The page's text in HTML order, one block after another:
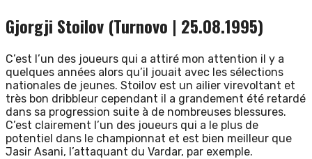
Gjorgji Stoilov (Turnovo | 25.08.1995)
C’est l’un des joueurs qui a attiré mon attention il y a
quelques années alors qu’il jouait avec les sélections
nationales de jeunes. Stoilov est un ailier virevoltant et
très bon dribbleur cependant il a grandement été retardé
dans sa progression suite à de nombreuses blessures.
C’est clairement l’un des joueurs qui a le plus de
potentiel dans le championnat et est bien meilleur que
Jasir Asani, l’attaquant du Vardar, par exemple.